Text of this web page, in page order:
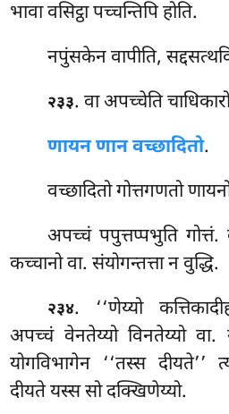
भावा वसिट्ठा पच्चन्तिपि होति.
नपुंसकेन वापीति,
२३३. वाअपच्चेति
णायन णान वच्छादितो.
वच्छादितो गोत्तगणतो
अपच्चं पपुत्तप्पभुति
कच्चानो वा. संयोगन्तत्ता न वुद्धि.
२३४. ‘‘णेय्यो
अपच्चं वेनतेय्यो विनतेय्यो
योगविभागेन ‘‘तस्स दीयते’’
दीयते यस्स सो दक्खिणेय्यो.